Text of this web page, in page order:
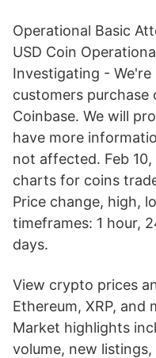
Operational Basic
USD Coin
Investigating -
customers purchase
Coinbase. We will
have more
not affected. Feb
charts for coins
Price change, high,
timeframes: 1 hour,
days.
View crypto prices
Ethereum, XRP, and
Market highlights
volume, new